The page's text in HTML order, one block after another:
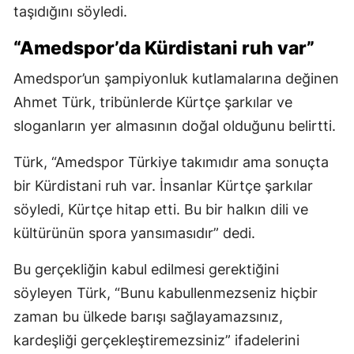
taşıdığını söyledi.
“Amedspor’da Kürdistani ruh var”
Amedspor’un şampiyonluk kutlamalarına değinen
Ahmet Türk, tribünlerde Kürtçe şarkılar ve
sloganların yer almasının doğal olduğunu belirtti.
Türk, “Amedspor Türkiye takımıdır ama sonuçta
bir Kürdistani ruh var. İnsanlar Kürtçe şarkılar
söyledi, Kürtçe hitap etti. Bu bir halkın dili ve
kültürünün spora yansımasıdır” dedi.
Bu gerçekliğin kabul edilmesi gerektiğini
söyleyen Türk, “Bunu kabullenmezseniz hiçbir
zaman bu ülkede barışı sağlayamazsınız,
kardeşliği gerçekleştiremezsiniz” ifadelerini